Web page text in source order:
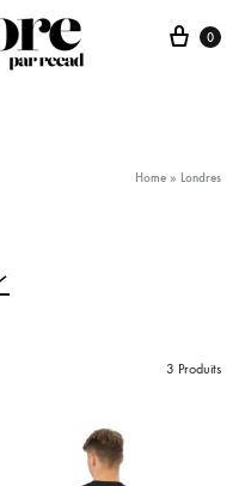
0
Home » Londres
3 Produits